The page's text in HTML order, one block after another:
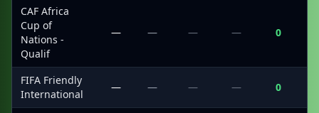
CAF Africa
Cup of
Nations -
Qualif
— — — — 0
FIFA Friendly
International
— — — — 0